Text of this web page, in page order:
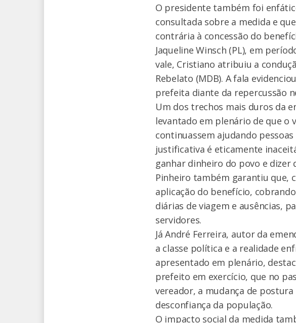
O presidente também foi
consultada sobre a medida e
contrária à concessão do
Jaqueline Winsch (PL), em
vale, Cristiano atribuiu a
Rebelato (MDB). A fala
prefeita diante da repercussão
Um dos trechos mais duros da
levantado em plenário de que o
continuassem ajudando
justificativa é eticamente
ganhar dinheiro do povo e dizer
Pinheiro também garantiu que,
aplicação do benefício,
diárias de viagem e ausências,
servidores.
Já André Ferreira, autor da
a classe política e a realidade
apresentado em plenário,
prefeito em exercício, que no
vereador, a mudança de
desconfiança da população.
O impacto social da medida